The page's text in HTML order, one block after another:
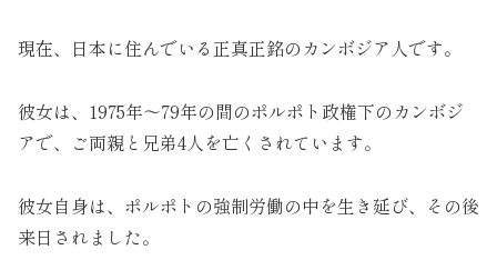
現在、日本に住んでいる正真正銘のカンボジア人です。
彼女は、1975年～79年の間のポルポト政権下のカンボジ
アで、ご両親と兄弟4人を亡くされています。
彼女自身は、ポルポトの強制労働の中を生き延び、その後
来日されました。